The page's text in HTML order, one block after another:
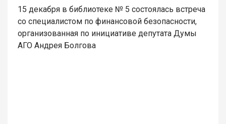
15 декабря в библиотеке № 5 состоялась встреча
со специалистом по финансовой безопасности,
организованная по инициативе депутата Думы
АГО Андрея Болгова